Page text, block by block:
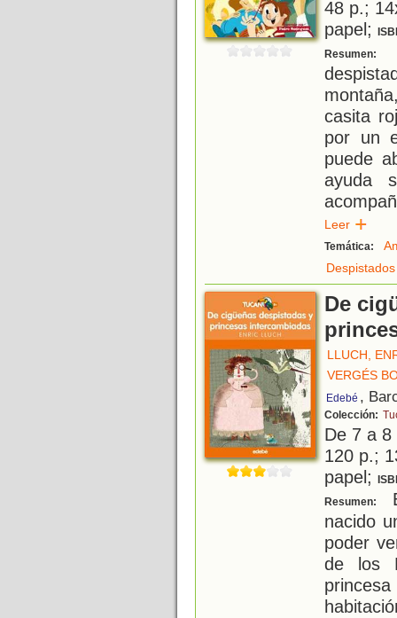
48 p.;
papel;
Resumen:
casita
por un
puede
ayuda
Leer
Temática:
Despistados
De
LLUCH,
VERGÉS
Edebé ,
Colección:
De 7 a
120 p.;
papel;
Resumen:
nacido
poder
de los